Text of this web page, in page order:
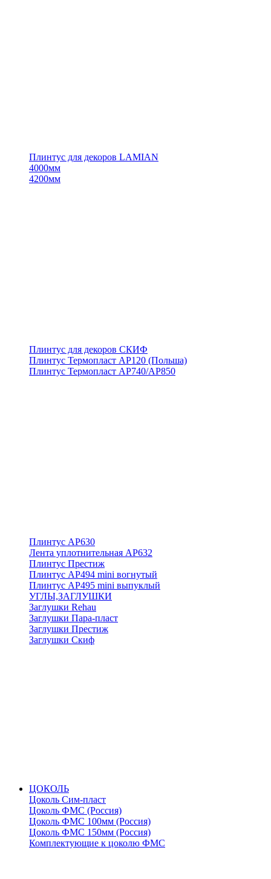
Плинтус для декоров LAMIAN
4000мм
4200мм
Плинтус для декоров СКИФ
Плинтус Термопласт АР120 (Польша)
Плинтус Термопласт АР740/АР850
Плинтус АР630
Лента уплотнительная АР632
Плинтус Престиж
Плинтус АР494 mini вогнутый
Плинтус АР495 mini выпуклый
УГЛЫ,ЗАГЛУШКИ
Заглушки Rehau
Заглушки Пара-пласт
Заглушки Престиж
Заглушки Скиф
ЦОКОЛЬ
Цоколь Сим-пласт
Цоколь ФМС (Россия)
Цоколь ФМС 100мм (Россия)
Цоколь ФМС 150мм (Россия)
Комплектующие к цоколю ФМС